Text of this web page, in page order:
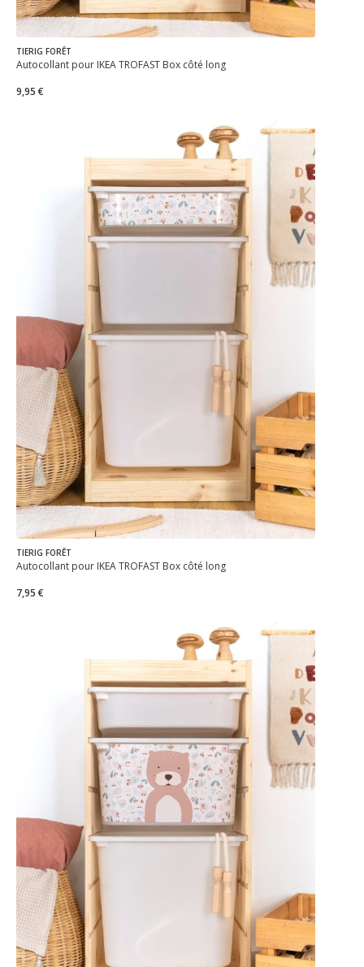
TIERIG FORÊT
Autocollant pour IKEA TROFAST Box côté long
9,95 €
TIERIG FORÊT
Autocollant pour IKEA TROFAST Box côté long
7,95 €